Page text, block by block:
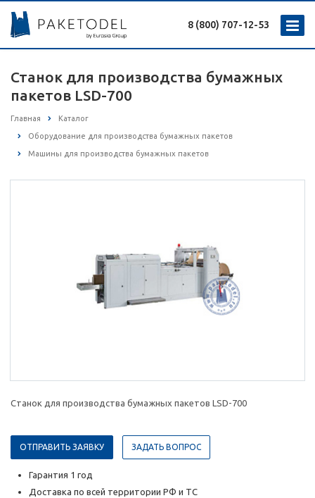
8 (800) 707-12-53
Станок для производства бумажных
пакетов LSD-700
Главная Каталог
Оборудование для производства бумажных пакетов
Машины для производства бумажных пакетов
Станок для производства бумажных пакетов LSD-700
ОТПРАВИТЬ ЗАЯВКУ ЗАДАТЬ ВОПРОС
Гарантия 1 год
Доставка по всей территории РФ и ТС